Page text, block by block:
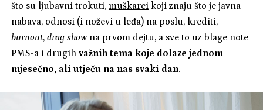
što su ljubavni trokuti, muškarci koji znaju što je javna
nabava, odnosi (i noževi u leđa) na poslu, krediti,
burnout,drag show na prvom dejtu, a sve to uz blage note
PMS-a i drugihvažnih tema koje dolaze jednom
mjesečno, ali utječu na nas svaki dan.